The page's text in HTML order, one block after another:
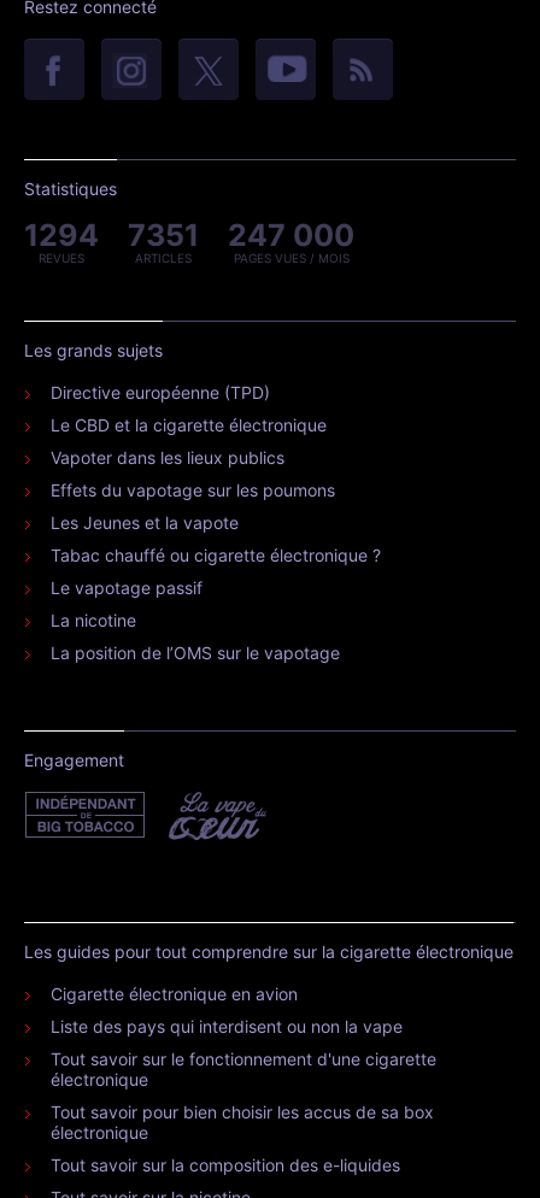
Restez connecté
Statistiques
1294
REVUES
7351
ARTICLES
247 000
PAGES VUES / MOIS
Les grands sujets
Directive européenne (TPD)
Le CBD et la cigarette électronique
Vapoter dans les lieux publics
Effets du vapotage sur les poumons
Les Jeunes et la vapote
Tabac chauffé ou cigarette électronique ?
Le vapotage passif
La nicotine
La position de l’OMS sur le vapotage
Engagement
Les guides pour tout comprendre sur la cigarette électronique
Cigarette électronique en avion
Liste des pays qui interdisent ou non la vape
Tout savoir sur le fonctionnement d'une cigarette
électronique
Tout savoir pour bien choisir les accus de sa box
électronique
Tout savoir sur la composition des e-liquides